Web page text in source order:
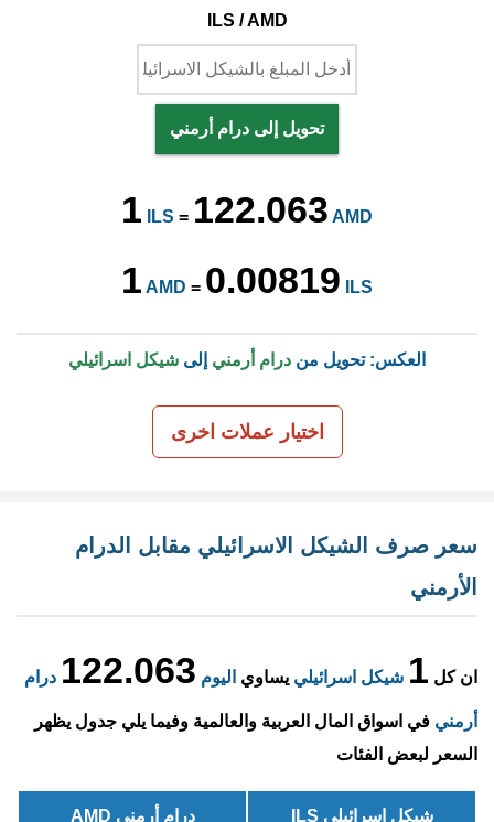
ILS / AMD
تحويل إلى درام أرمني
1 ILS = 122.063 AMD
1 AMD = 0.00819 ILS
العكس: تحويل من درام أرمني إلى شيكل اسرائيلي
اختيار عملات اخرى
سعر صرف الشيكل الاسرائيلي مقابل الدرام
الأرمني
ان كل 1 شيكل اسرائيلي يساوي اليوم 122.063 درام
أرمني في اسواق المال العربية والعالمية وفيما يلي جدول يظهر
السعر لبعض الفئات
شيكل اسرائيلي ILS درام أرمني AMD